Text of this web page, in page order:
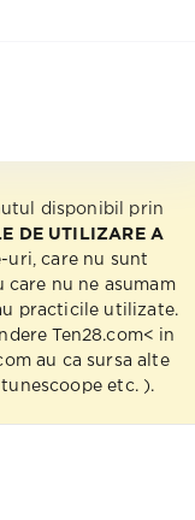
disponibil prin
DE UTILIZARE A
uri, care nu sunt
care nu ne asumam
practicile utilizate.
Ten28.com< in
au ca sursa alte
etc. ).